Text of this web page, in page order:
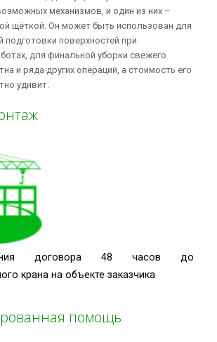
механизмов, и один из них –
щёткой. Он может быть использован для
подготовки поверхностей при
для финальной уборки свежего
и ряда других операций, а стоимость его
удивит.
договора 48 часов до
крана на объекте заказчика
помощь